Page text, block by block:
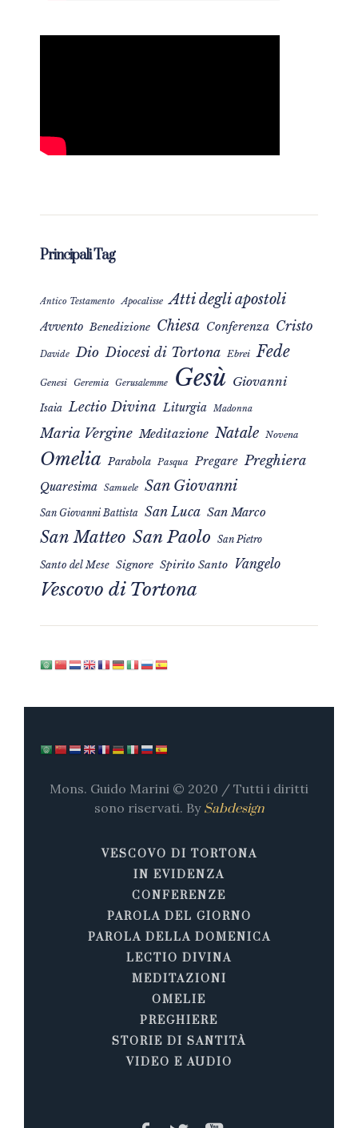
Principali Tag
Antico Testamento Apocalisse Atti degli apostoli
Avvento Benedizione Chiesa Conferenza Cristo
Davide Dio Diocesi di Tortona Ebrei Fede
Genesi Geremia Gerusalemme Gesù Giovanni
Isaia Lectio Divina Liturgia Madonna
Maria Vergine Meditazione Natale Novena
Omelia Parabola Pasqua Pregare Preghiera
Quaresima Samuele San Giovanni
San Giovanni Battista San Luca San Marco
San Matteo San Paolo San Pietro
Santo del Mese Signore Spirito Santo Vangelo
Vescovo di Tortona
Mons. Guido Marini © 2020 / Tutti i diritti
sono riservati. By Sabdesign
VESCOVO DI TORTONA
IN EVIDENZA
CONFERENZE
PAROLA DEL GIORNO
PAROLA DELLA DOMENICA
LECTIO DIVINA
MEDITAZIONI
OMELIE
PREGHIERE
STORIE DI SANTITÀ
VIDEO E AUDIO